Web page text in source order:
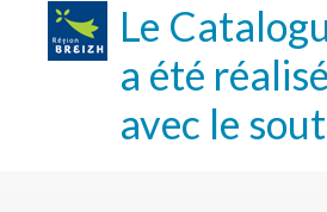
Le
a été réalisé
avec le